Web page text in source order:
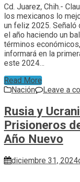
Cd. Juarez, Chih.-
los mexicanos lo
un feliz 2025. Señaló
el año haciendo un
términos
informará en la
este 2024…
Read More
Nación
Leave a
Rusia y
Prisioneros
Año Nuevo
diciembre 31, 2024